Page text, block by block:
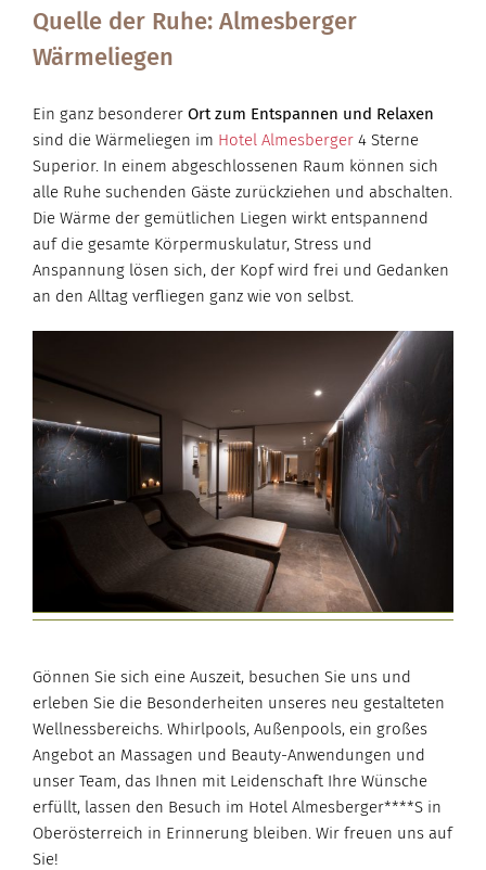
Quelle der Ruhe: Almesberger
Wärmeliegen
Ein ganz besonderer Ort zum Entspannen und Relaxen
sind die Wärmeliegen im Hotel Almesberger 4 Sterne
Superior. In einem abgeschlossenen Raum können sich
alle Ruhe suchenden Gäste zurückziehen und abschalten.
Die Wärme der gemütlichen Liegen wirkt entspannend
auf die gesamte Körpermuskulatur, Stress und
Anspannung lösen sich, der Kopf wird frei und Gedanken
an den Alltag verfliegen ganz wie von selbst.
Gönnen Sie sich eine Auszeit, besuchen Sie uns und
erleben Sie die Besonderheiten unseres neu gestalteten
Wellnessbereichs. Whirlpools, Außenpools, ein großes
Angebot an Massagen und Beauty-Anwendungen und
unser Team, das Ihnen mit Leidenschaft Ihre Wünsche
erfüllt, lassen den Besuch im Hotel Almesberger****S in
Oberösterreich in Erinnerung bleiben. Wir freuen uns auf
Sie!